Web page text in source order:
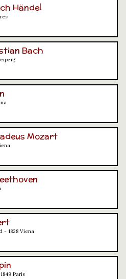
Händel
Bach
Mozart
- 1828 Viena
París